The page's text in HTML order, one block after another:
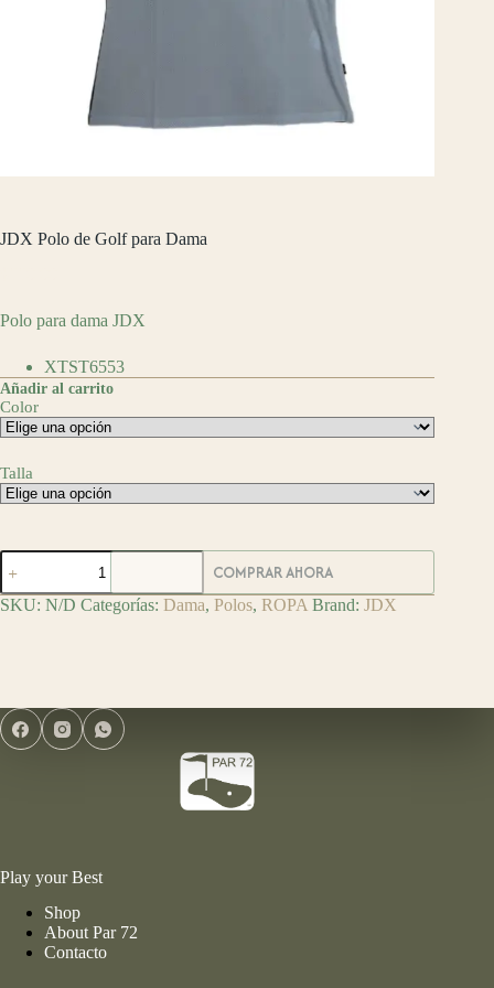
JDX Polo de Golf para Dama
Polo para dama JDX
XTST6553
Añadir al carrito
Color
Talla
JDX
Polo
de
Golf
COMPRAR AHORA
SKU: N/D Categorías: Dama, Polos, ROPA Brand: JDX
Play your Best
Shop
About Par 72
Contacto